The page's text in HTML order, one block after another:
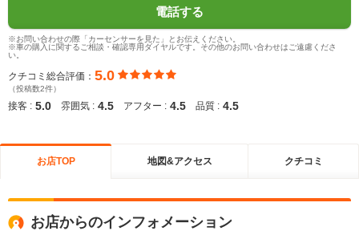
電話する
※お問い合わせの際「カーセンサーを見た」とお伝えください。
※車の購入に関するご相談・確認専用ダイヤルです。その他のお問い合わせはご遠慮くださ
い。
クチコミ総合評価： 5.0
（投稿数2件）
接客 : 5.0 雰囲気 : 4.5 アフター : 4.5 品質 : 4.5
お店TOP 地図&アクセス クチコミ
お店からのインフォメーション